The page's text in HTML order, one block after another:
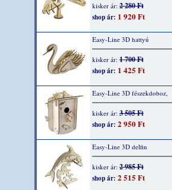
kisker ár: 2 280 Ft
shop ár: 1 920 Ft
Easy-Line 3D hattyú
kisker ár: 1 700 Ft
shop ár: 1 425 Ft
Easy-Line 3D fészekdoboz,
kisker ár: 3 505 Ft
shop ár: 2 950 Ft
Easy-Line 3D delfin
kisker ár: 2 985 Ft
shop ár: 2 515 Ft